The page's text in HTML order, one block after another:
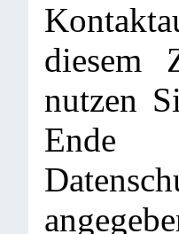
diesem
nutzen